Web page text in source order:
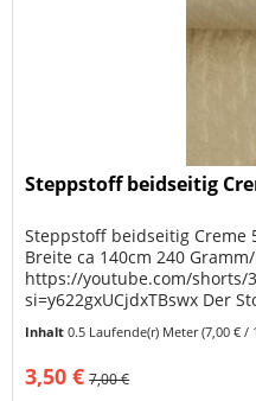
Steppstoff beidseitig
Steppstoff beidseitig Creme
Breite ca 140cm 240
https://youtube.com/shorts/
si=y622gxUCjdxTBswx Der
Inhalt0.5 Laufende(r) Meter(7,00 € /
3,50 € 7,00 €